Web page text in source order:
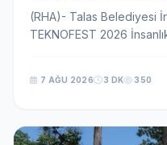
(RHA)- Talas Belediyesi
TEKNOFEST 2026
finale yükselerek
birden...
7 AĞU 2026 3 DK 350